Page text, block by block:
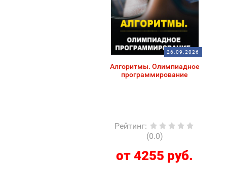
26.09.2026
Алгоритмы. Олимпиадное
программирование
Рейтинг:
(0.0)
от 4255 руб.